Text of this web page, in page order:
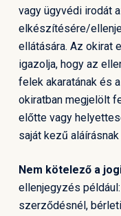
vagy ügyvédi irodát
elkészítésére/
ellátására. Az okirat
igazolja, hogy az
felek akaratának és
okiratban megjelölt
előtte vagy
saját kezű
Nem kötelező a
ellenjegyzés
szerződésnél,